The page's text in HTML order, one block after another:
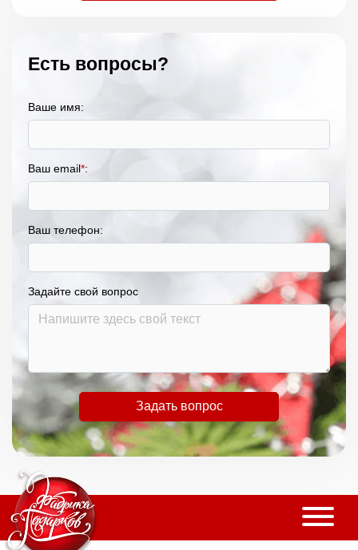
Есть вопросы?
Ваше имя:
Ваш email*:
Ваш телефон:
Задайте свой вопрос
Задать вопрос